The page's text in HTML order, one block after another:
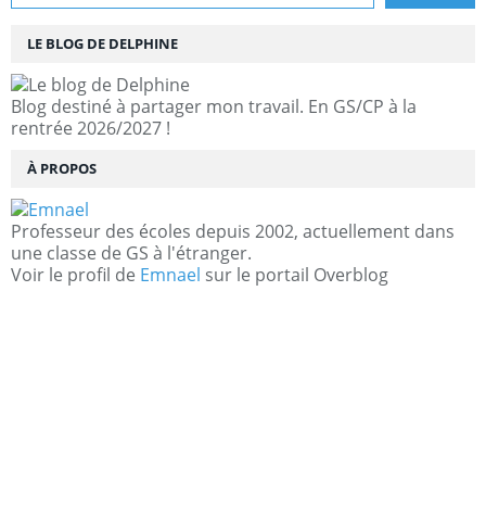
LE BLOG DE DELPHINE
Blog destiné à partager mon travail. En GS/CP à la
rentrée 2026/2027 !
À PROPOS
Professeur des écoles depuis 2002, actuellement dans
une classe de GS à l'étranger.
Voir le profil de Emnael sur le portail Overblog